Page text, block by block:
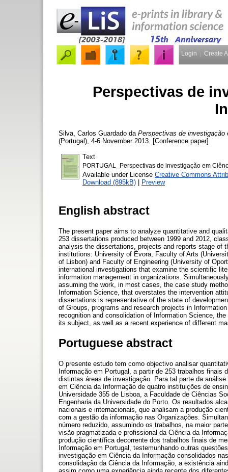
Login Create
Perspectivas de
Silva, Carlos Guardado da Perspectivas de
(Portugal), 4-6 November 2013. [Conference paper]
Text
PORTUGAL_Perspectivas de investigação em
Available under License Creative Commons
Download (895kB) | Preview
English abstract
The present paper aims to analyze quantitative and
253 dissertations produced between 1999 and 2012,
analysis the dissertations, projects and reports stage of
institutions: University of Évora, Faculty of Arts
of Lisbon) and Faculty of Engineering (University of
international investigations that examine the scientific
information management in organizations.
assuming the work, in most cases, the case study
Information Science, that overstates the intervention
dissertations is representative of the state of
of Groups, programs and research projects in
recognition and consolidation of Information Science,
its subject, as well as a recent experience of different
Portuguese abstract
O presente estudo tem como objectivo analisar
Informação em Portugal, a partir de 253 trabalhos
distintas áreas de investigação. Para tal parte da
em Ciência da Informação de quatro instituições de
Universidade 355 de Lisboa, a Faculdade de Ciências
Engenharia da Universidade do Porto. Os resultados
nacionais e internacionais, que analisam a produção
com a gestão da informação nas Organizações.
número reduzido, assumindo os trabalhos, na maior
visão pragmatizada e profissional da Ciência da
produção científica decorrente dos trabalhos finais de
Informação em Portugal, testemunhando outras
investigação em Ciência da Informação consolidados
consolidação da Ciência da Informação, a existência